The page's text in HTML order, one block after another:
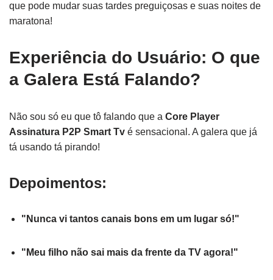
que pode mudar suas tardes preguiçosas e suas noites de
maratona!
Experiência do Usuário: O que
a Galera Está Falando?
Não sou só eu que tô falando que a Core Player
Assinatura P2P Smart Tv é sensacional. A galera que já
tá usando tá pirando!
Depoimentos:
"Nunca vi tantos canais bons em um lugar só!"
"Meu filho não sai mais da frente da TV agora!"